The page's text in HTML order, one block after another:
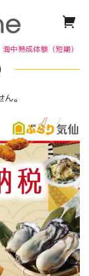
海中熟成体験（短期）
。